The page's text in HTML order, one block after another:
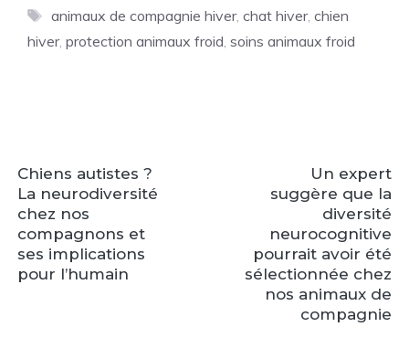
Étiquettes
animaux de compagnie hiver, chat hiver, chien
hiver, protection animaux froid, soins animaux froid
Chiens autistes ?
La neurodiversité
chez nos
compagnons et
ses implications
pour l’humain
Un expert
suggère que la
diversité
neurocognitive
pourrait avoir été
sélectionnée chez
nos animaux de
compagnie